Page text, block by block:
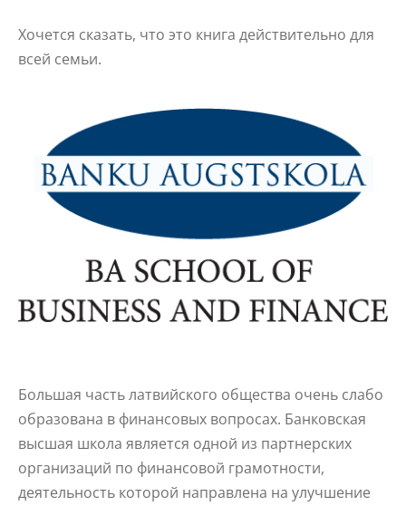
Хочется сказать, что это книга действительно для
всей семьи.
Большая часть латвийского общества очень слабо
образована в финансовых вопросах. Банковская
высшая школа является одной из партнерских
организаций по финансовой грамотности,
деятельность которой направлена на улучшение